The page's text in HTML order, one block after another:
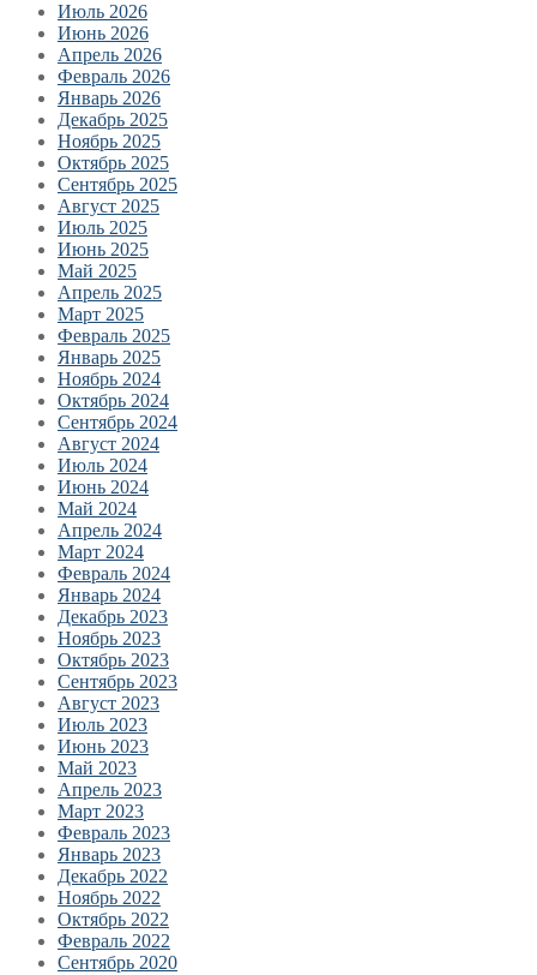
Июль 2026
Июнь 2026
Апрель 2026
Февраль 2026
Январь 2026
Декабрь 2025
Ноябрь 2025
Октябрь 2025
Сентябрь 2025
Август 2025
Июль 2025
Июнь 2025
Май 2025
Апрель 2025
Март 2025
Февраль 2025
Январь 2025
Ноябрь 2024
Октябрь 2024
Сентябрь 2024
Август 2024
Июль 2024
Июнь 2024
Май 2024
Апрель 2024
Март 2024
Февраль 2024
Январь 2024
Декабрь 2023
Ноябрь 2023
Октябрь 2023
Сентябрь 2023
Август 2023
Июль 2023
Июнь 2023
Май 2023
Апрель 2023
Март 2023
Февраль 2023
Январь 2023
Декабрь 2022
Ноябрь 2022
Октябрь 2022
Февраль 2022
Сентябрь 2020